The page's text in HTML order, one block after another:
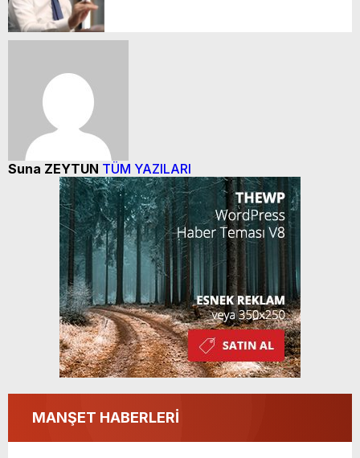
Suna ZEYTUN TÜM YAZILARI
MANŞET HABERLERİ